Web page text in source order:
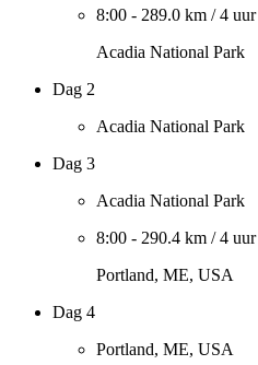
8:00 - 289.0 km /4
Acadia National Park
Dag 2
Acadia National Park
Dag 3
Acadia National Park
8:00 - 290.4 km /4
Portland, ME, USA
Dag 4
Portland, ME, USA